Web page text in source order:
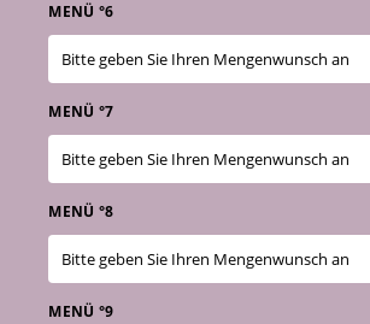
MENÜ °6
MENÜ °7
MENÜ °8
MENÜ °9